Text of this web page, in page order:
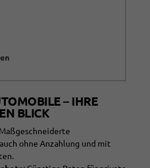
– IHRE
BLICK
ohne Anzahlung und mit